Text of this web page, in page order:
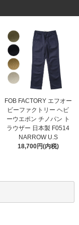
FOB FACTORY エフオー
ビーファクトリー ヘビ
ーウエポン チノパン ト
ラウザー 日本製 F0514
NARROW U.S
18,700円(内税)